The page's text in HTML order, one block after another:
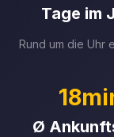
Tage im
Rund um die Uhr
Ø